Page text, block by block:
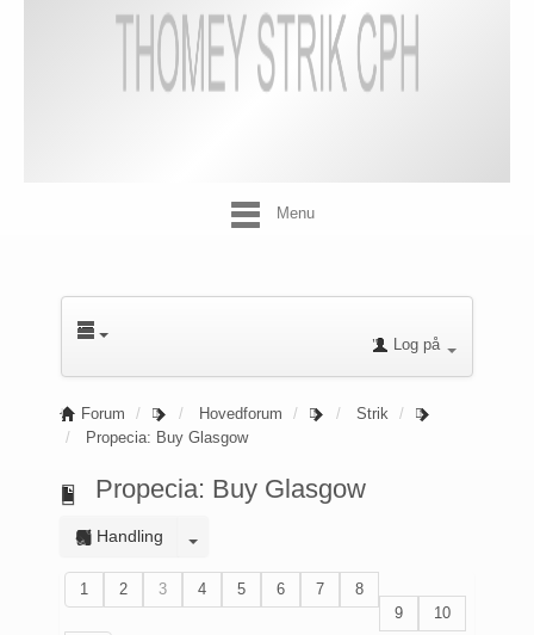
Menu
Log på
Forum Hovedforum
Strik
Propecia: Buy Glasgow
Propecia: Buy Glasgow
Handling
1 2 3 4 5 6 7
8
9
10